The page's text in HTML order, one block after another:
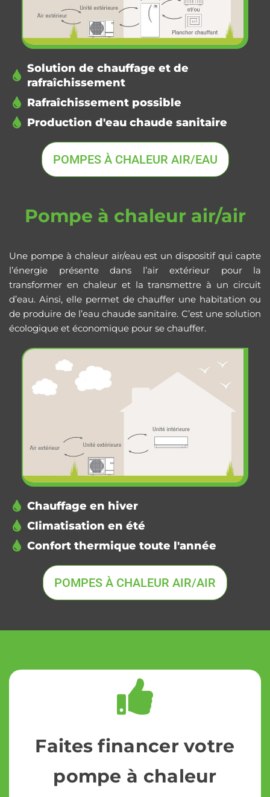
Solution de chauffage et de
rafraîchissement
Rafraîchissement possible
Production d'eau chaude sanitaire
POMPES À CHALEUR AIR/EAU
Pompe à chaleur air/air
Une pompe à chaleur air/eau est un dispositif qui capte
l’énergie présente dans l’air extérieur pour la
transformer en chaleur et la transmettre à un circuit
d’eau. Ainsi, elle permet de chauffer une habitation ou
de produire de l’eau chaude sanitaire. C’est une solution
écologique et économique pour se chauffer.
Chauffage en hiver
Climatisation en été
Confort thermique toute l'année
POMPES À CHALEUR AIR/AIR
Faites financer votre
pompe à chaleur